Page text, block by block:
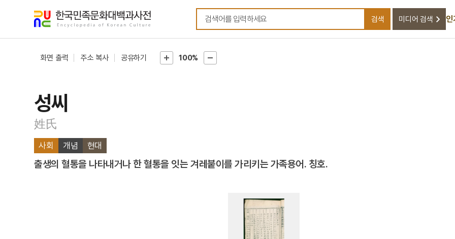
검색어를 입력하세요
검색 미디어 검색 인
화면 출력 주소 복사 공유하기 100%
성씨
姓氏
사회 개념 현대
출생의 혈통을 나타내거나 한 혈통을 잇는 겨레붙이를 가리키는 가족용어. 칭호.